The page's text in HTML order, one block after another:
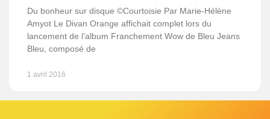
Du bonheur sur disque ©Courtoisie Par Marie-Hélène
Amyot Le Divan Orange affichait complet lors du
lancement de l’album Franchement Wow de Bleu Jeans
Bleu, composé de
1 avril 2016